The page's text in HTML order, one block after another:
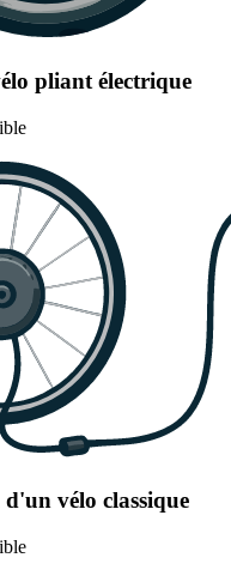
pliant électrique
vélo classique